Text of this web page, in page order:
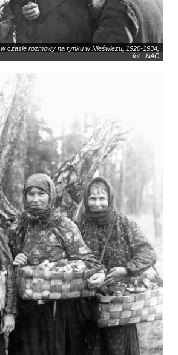
czasie rozmowy na rynku w Nieświeżu, 1920-1934,
fot.: NAC